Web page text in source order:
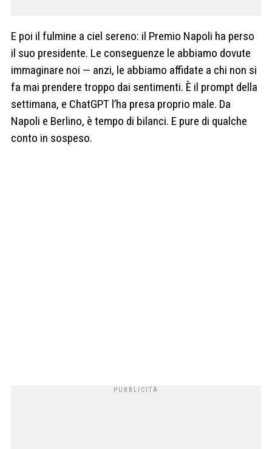
E poi il fulmine a ciel sereno: il Premio Napoli ha perso
il suo presidente. Le conseguenze le abbiamo dovute
immaginare noi — anzi, le abbiamo affidate a chi non si
fa mai prendere troppo dai sentimenti. È il prompt della
settimana, e ChatGPT l’ha presa proprio male. Da
Napoli e Berlino, è tempo di bilanci. E pure di qualche
conto in sospeso.